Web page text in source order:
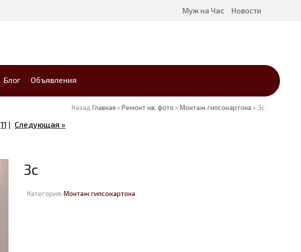
Муж на Час Новости
Блог Объявления
Назад Главная »Ремонт кв. фото »Монтаж гипсокартона » 3c
11 | Следующая »
3c
Категория: Монтаж гипсокартона